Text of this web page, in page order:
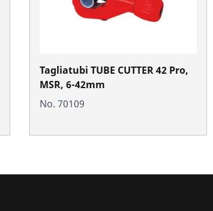
Tagliatubi TUBE CUTTER 42 Pro,
MSR, 6-42mm
No. 70109